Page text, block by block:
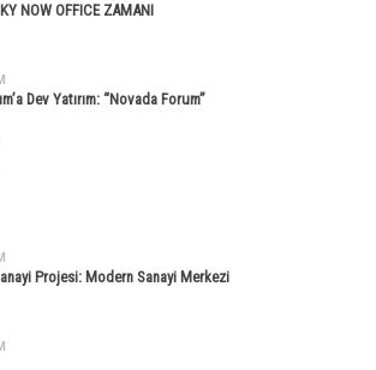
NOW OFFICE ZAMANI
Dev Yatırım: “Novada Forum”
Projesi: Modern Sanayi Merkezi